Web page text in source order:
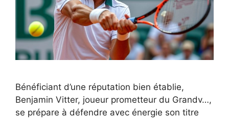
Bénéficiant d’une réputation bien établie,
Benjamin Vitter, joueur prometteur du Grandv…,
se prépare à défendre avec énergie son titre